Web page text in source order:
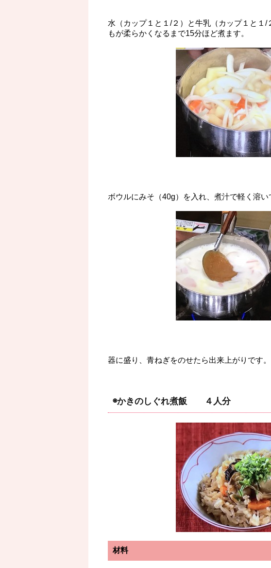
水（カップ１と１/２）と牛乳（カップ１と１
もが柔らかくなるまで15分ほど煮ます。
ボウルにみそ（40g）を入れ、煮汁で軽く溶い
器に盛り、青ねぎをのせたら出来上がりです。
◉かきのしぐれ煮飯 ４人分
材料